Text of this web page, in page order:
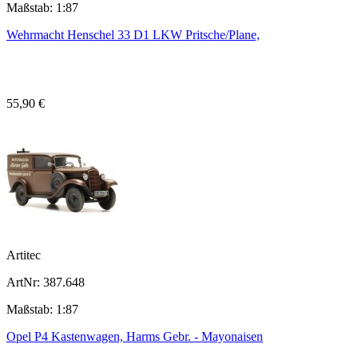
Maßstab: 1:87
Wehrmacht Henschel 33 D1 LKW Pritsche/Plane,
55,90 €
Artitec
ArtNr: 387.648
Maßstab: 1:87
Opel P4 Kastenwagen, Harms Gebr. - Mayonaisen